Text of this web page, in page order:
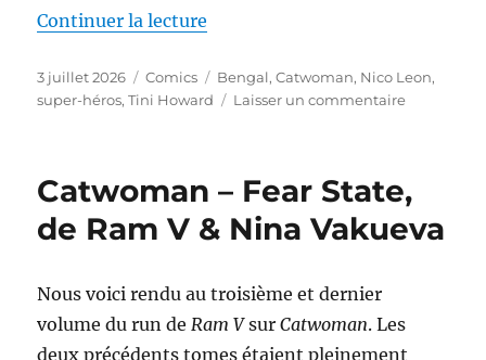
Continuer la lecture
Publié
le
3 juillet 2026 Catégories
Comics Étiquettes
Bengal,Catwoman, Nico Leon,
super-héros,Tini Howard Laisser un commentairesur
de
Tini
&
Bengal
Catwoman – Fear State,
de Ram V & Nina Vakueva
Nous voici rendu au troisième et dernier
volume du run deRam VsurCatwoman. Les
deux précédents tomes étaient pleinement